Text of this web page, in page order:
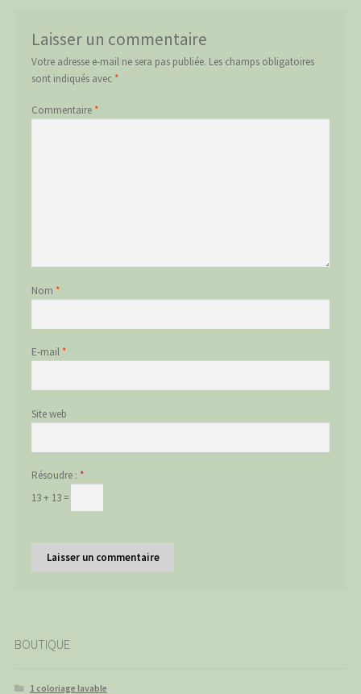
Laisser un commentaire
Votre adresse e-mail ne sera pas publiée. Les champs obligatoires
sont indiqués avec *
Commentaire *
Nom *
E-mail *
Site web
Résoudre : *
13 + 13 =
BOUTIQUE
1 coloriage lavable